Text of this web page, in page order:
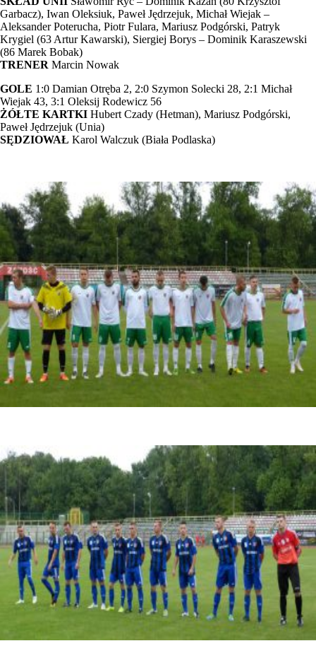
Garbacz), Iwan Oleksiuk, Paweł Jędrzejuk, Michał Wiejak –
Aleksander Poterucha, Piotr Fulara, Mariusz Podgórski, Patryk
Krygiel (63 Artur Kawarski), Siergiej Borys – Dominik Karaszewski
(86 Marek Bobak)
TRENER Marcin Nowak
GOLE 1:0 Damian Otręba 2, 2:0 Szymon Solecki 28, 2:1 Michał
Wiejak 43, 3:1 Oleksij Rodewicz 56
ŻÓŁTE KARTKI Hubert Czady (Hetman), Mariusz Podgórski,
Paweł Jędrzejuk (Unia)
SĘDZIOWAŁ Karol Walczuk (Biała Podlaska)